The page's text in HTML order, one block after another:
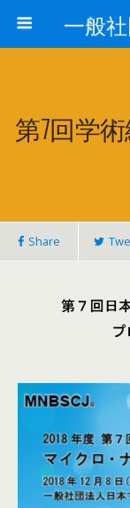
第7回学
Share